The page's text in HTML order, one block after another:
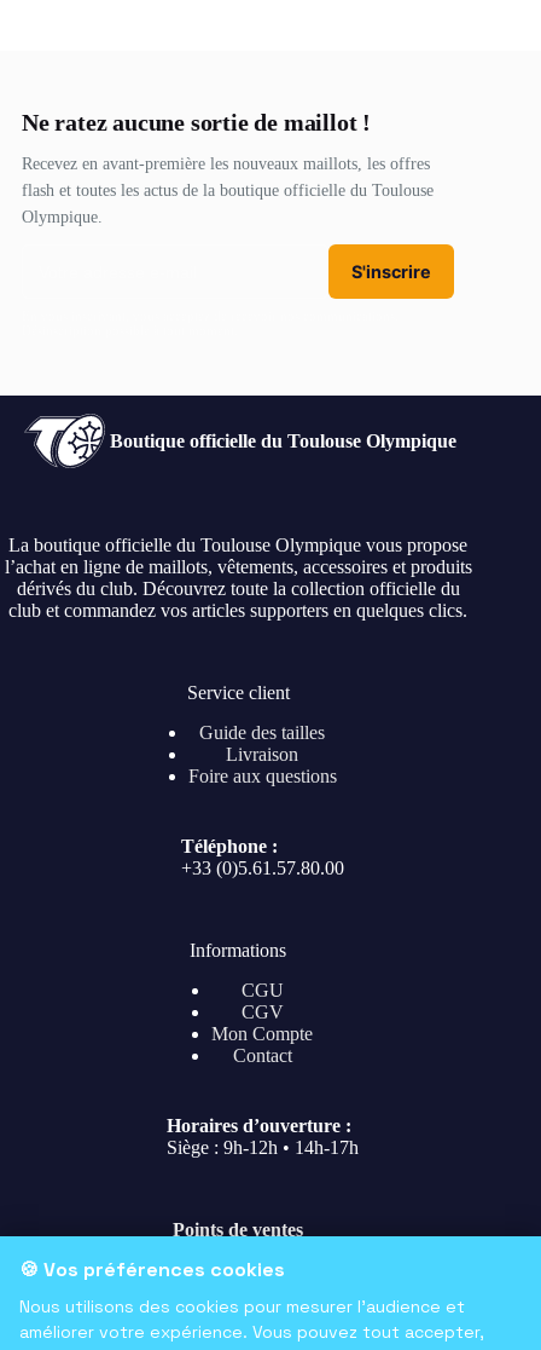
Ne ratez aucune sortie de maillot !
Recevez en avant-première les nouveaux maillots, les offres
flash et toutes les actus de la boutique officielle du Toulouse
Olympique.
S'inscrire
Boutique officielle du Toulouse Olympique
La boutique officielle du Toulouse Olympique vous propose
l’achat en ligne de maillots, vêtements, accessoires et produits
dérivés du club. Découvrez toute la collection officielle du
club et commandez vos articles supporters en quelques clics.
Service client
Guide des tailles
Livraison
Foire aux questions
Téléphone :
+33 (0)5.61.57.80.00
Informations
CGU
CGV
Mon Compte
Contact
Horaires d’ouverture :
Siège : 9h-12h • 14h-17h
Points de ventes
Siège
107 Av. Frédéric Estèbe 31200 Toulouse
Stade (jour de match)
114 rue des Troènes Stade Ernest-Wallon 31200
🍪 Vos préférences cookies
Nous utilisons des cookies pour mesurer l'audience et
améliorer votre expérience. Vous pouvez tout accepter,